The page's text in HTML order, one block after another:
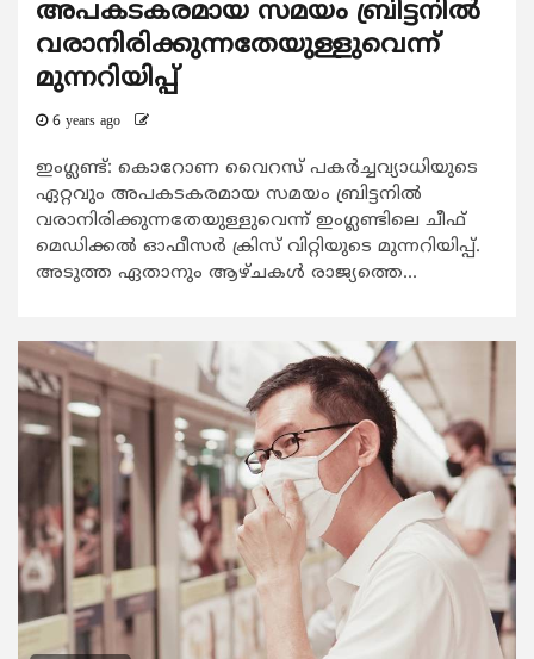
അപകടകരമായ സമയം ബ്രിട്ടനിൽ
വരാനിരിക്കുന്നതേയുള്ളുവെന്ന്
മുന്നറിയിപ്പ്
6 years ago
ഇംഗ്ലണ്ട്: കൊറോണ വൈറസ് പകർച്ചവ്യാധിയുടെ
ഏറ്റവും അപകടകരമായ സമയം ബ്രിട്ടനിൽ
വരാനിരിക്കുന്നതേയുള്ളുവെന്ന് ഇംഗ്ലണ്ടിലെ ചീഫ്
മെഡിക്കൽ ഓഫീസർ ക്രിസ് വിറ്റിയുടെ മുന്നറിയിപ്പ്.
അടുത്ത ഏതാനും ആഴ്ചകൾ രാജ്യത്തെ...